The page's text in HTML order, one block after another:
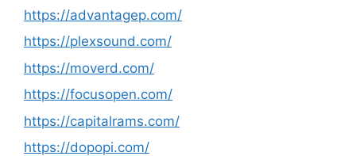
https://advantagep.com/
https://plexsound.com/
https://moverd.com/
https://focusopen.com/
https://capitalrams.com/
https://dopopi.com/